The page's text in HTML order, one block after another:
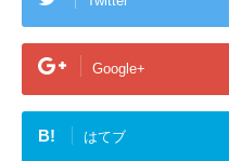
Google+
B! はてブ